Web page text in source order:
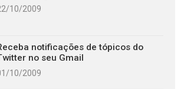
10/2009
notificações de tópicos do
no seu Gmail
10/2009